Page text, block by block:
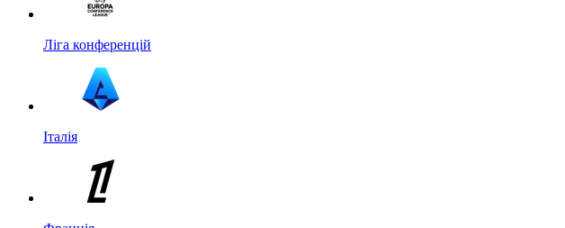
Ліга конференцій
Італія